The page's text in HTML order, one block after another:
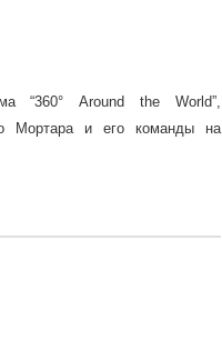
“360° Around the World”,
Мортара и его команды на